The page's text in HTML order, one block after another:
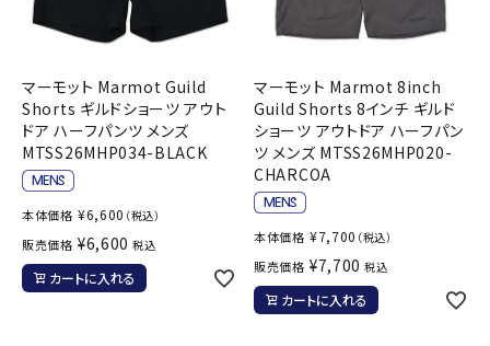
マーモット Marmot Guild
Shorts ギルドショーツ アウト
ドア ハーフパンツ メンズ
MTSS26MHP034-BLACK
本体価格 ¥6,600 （税込）
販売価格 ¥6,600 税込
カートに入れる
マーモット Marmot 8inch
Guild Shorts 8インチ ギルド
ショーツ アウトドア ハーフパン
ツ メンズ MTSS26MHP020-
CHARCOA
本体価格 ¥7,700 （税込）
販売価格 ¥7,700 税込
カートに入れる